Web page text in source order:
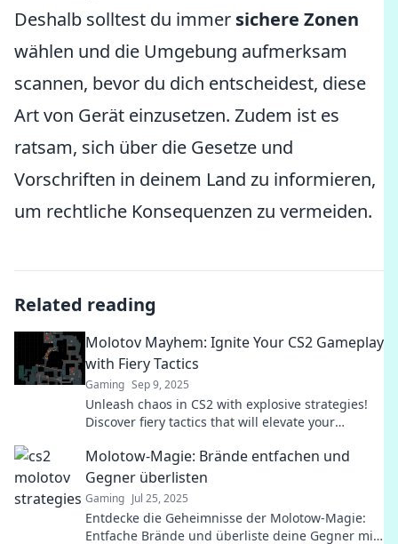
Deshalb solltest du immer sichere Zonen
wählen und die Umgebung aufmerksam
scannen, bevor du dich entscheidest, diese
Art von Gerät einzusetzen. Zudem ist es
ratsam, sich über die Gesetze und
Vorschriften in deinem Land zu informieren,
um rechtliche Konsequenzen zu vermeiden.
Related reading
Molotov Mayhem: Ignite Your CS2 Gameplay
with Fiery Tactics
Gaming Sep 9, 2025
Unleash chaos in CS2 with explosive strategies!
Discover fiery tactics that will elevate your
Molotow-Magie: Brände entfachen und
Gegner überlisten
Gaming Jul 25, 2025
Entdecke die Geheimnisse der Molotow-Magie:
Entfache Brände und überliste deine Gegner mit